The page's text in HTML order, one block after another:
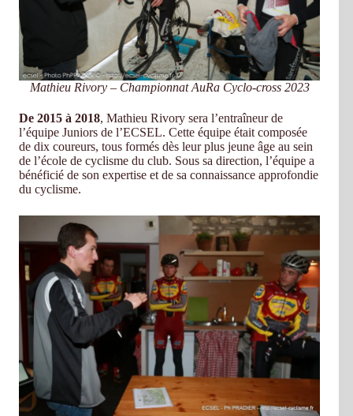
Mathieu Rivory – Championnat AuRa Cyclo-cross 2023
De 2015 à 2018, Mathieu Rivory sera l’entraîneur de
l’équipe Juniors de l’ECSEL. Cette équipe était composée
de dix coureurs, tous formés dès leur plus jeune âge au sein
de l’école de cyclisme du club. Sous sa direction, l’équipe a
bénéficié de son expertise et de sa connaissance approfondie
du cyclisme.